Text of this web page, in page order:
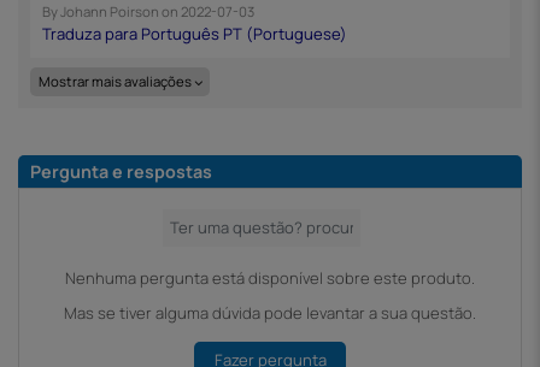
ByJohann Poirson on 2022-07-03
Mostrar mais avaliações
Pergunta e respostas
Nenhuma pergunta está disponível sobre este produto.
Mas se tiver alguma dúvida pode levantar a sua questão.
Fazer pergunta